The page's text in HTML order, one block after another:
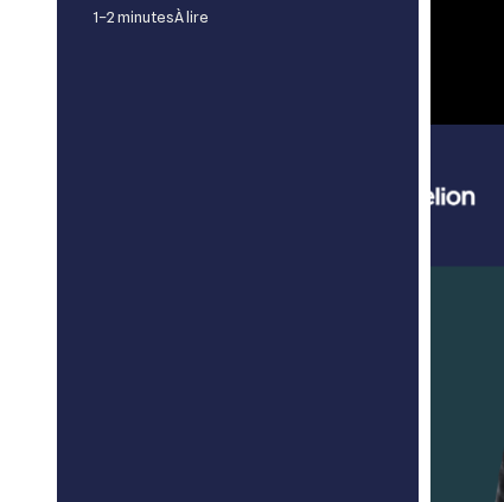
1–2 minutesÀ lire